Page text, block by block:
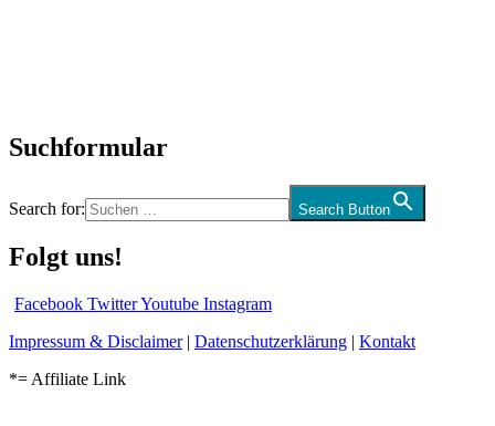
Suchformular
Search for: Search Button
Folgt uns!
Facebook TwitterYoutube Instagram
Impressum & Disclaimer| Datenschutzerklärung | Kontakt
*= Affiliate Link